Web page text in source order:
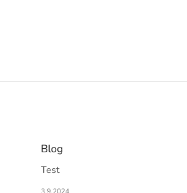
Blog
Test